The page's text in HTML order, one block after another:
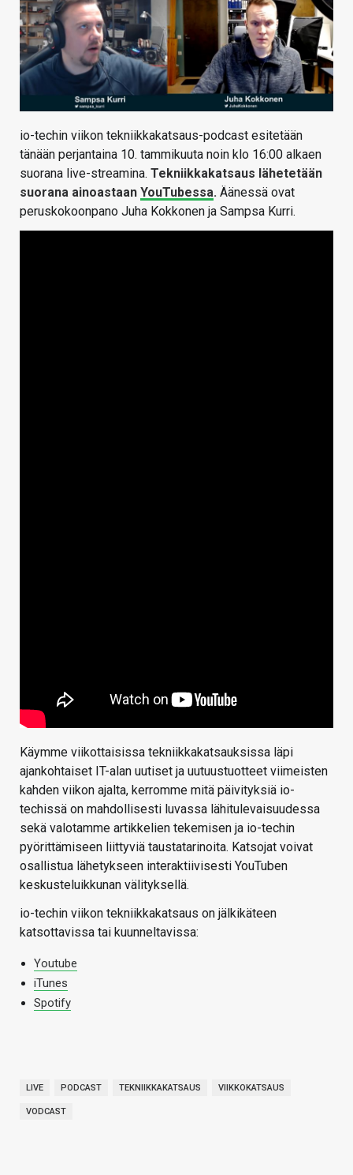
HAKU
io-techin viikon tekniikkakatsaus-podcast esitetään
tänään perjantaina 10. tammikuuta noin klo 16:00 alkaen
suorana live-streamina. Tekniikkakatsaus lähetetään
suorana ainoastaan YouTubessa. Äänessä ovat
peruskokoonpano Juha Kokkonen ja Sampsa Kurri.
Käymme viikottaisissa tekniikkakatsauksissa läpi
ajankohtaiset IT-alan uutiset ja uutuustuotteet viimeisten
kahden viikon ajalta, kerromme mitä päivityksiä io-
techissä on mahdollisesti luvassa lähitulevaisuudessa
sekä valotamme artikkelien tekemisen ja io-techin
pyörittämiseen liittyviä taustatarinoita. Katsojat voivat
osallistua lähetykseen interaktiivisesti YouTuben
keskusteluikkunan välityksellä.
io-techin viikon tekniikkakatsaus on jälkikäteen
katsottavissa tai kuunneltavissa:
Youtube
iTunes
Spotify
LIVE PODCAST TEKNIIKKAKATSAUS VIIKKOKATSAUS
VODCAST